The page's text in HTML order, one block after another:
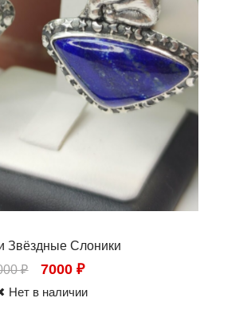
Звёздные Слоники
₽ 7000₽
Нет в наличии